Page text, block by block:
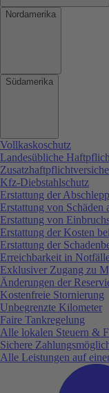
Nordamerika
Südamerika
Vollkaskoschutz
Landesübliche
Kfz-Diebstahlschutz
Erstattung der
Erstattung von Schäden
Erstattung von
Erstattung der Kosten
Erstattung der
Erreichbarkeit in
Exklusiver Zugang zu
Änderungen der
Kostenfreie Stornierung
Unbegrenzte Kilometer
Faire Tankregelung
Alle lokalen Steuern &
Sichere
Alle Leistungen auf